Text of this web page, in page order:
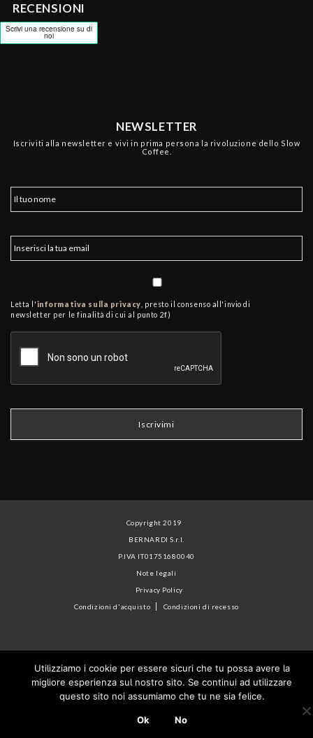
RECENSIONI
NEWSLETTER
Iscriviti alla newsletter e vivi in prima persona la rivoluzione dello Slow
Coffee.
Letta l'informativa sulla privacy , presto il consenso all'invio di
newsletter per le finalità di cui al punto 2f)
Copyright 2019
BERNARDI S.r.l.
P.IVA IT01751680040
Note legali
Privacy Policy
Condizioni d'acquisto
Condizioni di recesso
Utilizziamo i cookie per essere sicuri che tu possa avere la
migliore esperienza sul nostro sito. Se continui ad utilizzare
questo sito noi assumiamo che tu ne sia felice.
Ok No